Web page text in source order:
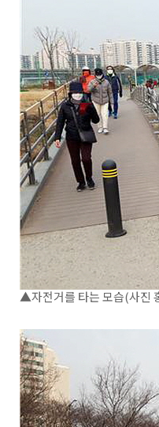
▲자전거를 타는 모습(사진